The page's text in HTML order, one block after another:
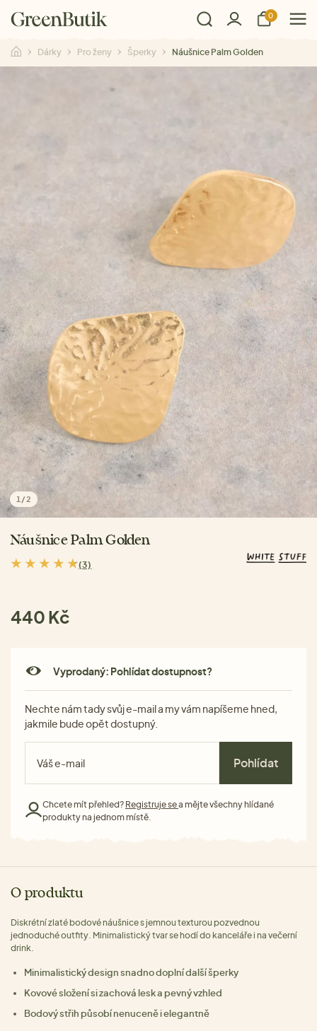
0
Dárky Pro ženy Šperky Náušnice Palm Golden
1 /2
Náušnice Palm Golden
(3)
440 Kč
Vyprodaný: Pohlídat dostupnost?
Nechte nám tady svůj e-mail a my vám napíšeme hned,
jakmile bude opět dostupný.
Pohlídat
Chcete mít přehled? Registruje sea mějte všechny hlídané
produkty na jednom místě.
O produktu
Diskrétní zlaté bodové náušnice s jemnou texturou pozvednou
jednoduché outfity. Minimalistický tvar se hodí do kanceláře i na večerní
drink.
Minimalistický design snadno doplní další šperky
Kovové složení si zachová lesk a pevný vzhled
Bodový střih působí nenuceně i elegantně